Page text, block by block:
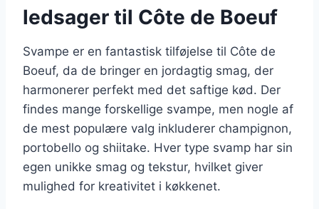
ledsager til Côte de Boeuf
Svampe er en fantastisk tilføjelse til Côte de
Boeuf, da de bringer en jordagtig smag, der
harmonerer perfekt med det saftige kød. Der
findes mange forskellige svampe, men nogle af
de mest populære valg inkluderer champignon,
portobello og shiitake. Hver type svamp har sin
egen unikke smag og tekstur, hvilket giver
mulighed for kreativitet i køkkenet.